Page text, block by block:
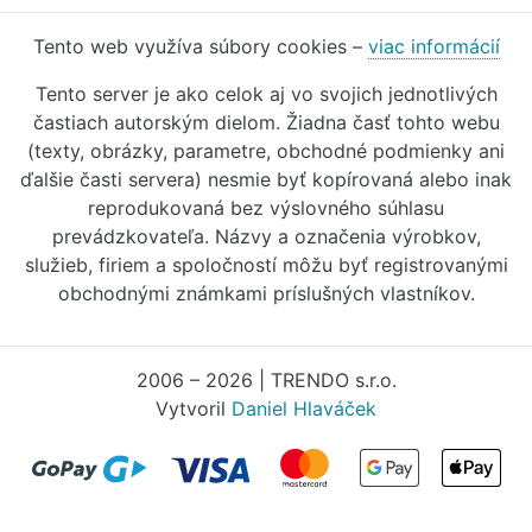
Tento web využíva súbory cookies – viac informácií
Tento server je ako celok aj vo svojich jednotlivých
častiach autorským dielom. Žiadna časť tohto webu
(texty, obrázky, parametre, obchodné podmienky ani
ďalšie časti servera) nesmie byť kopírovaná alebo inak
reprodukovaná bez výslovného súhlasu
prevádzkovateľa. Názvy a označenia výrobkov,
služieb, firiem a spoločností môžu byť registrovanými
obchodnými známkami príslušných vlastníkov.
2006 – 2026 | TRENDO s.r.o.
Vytvoril Daniel Hlaváček